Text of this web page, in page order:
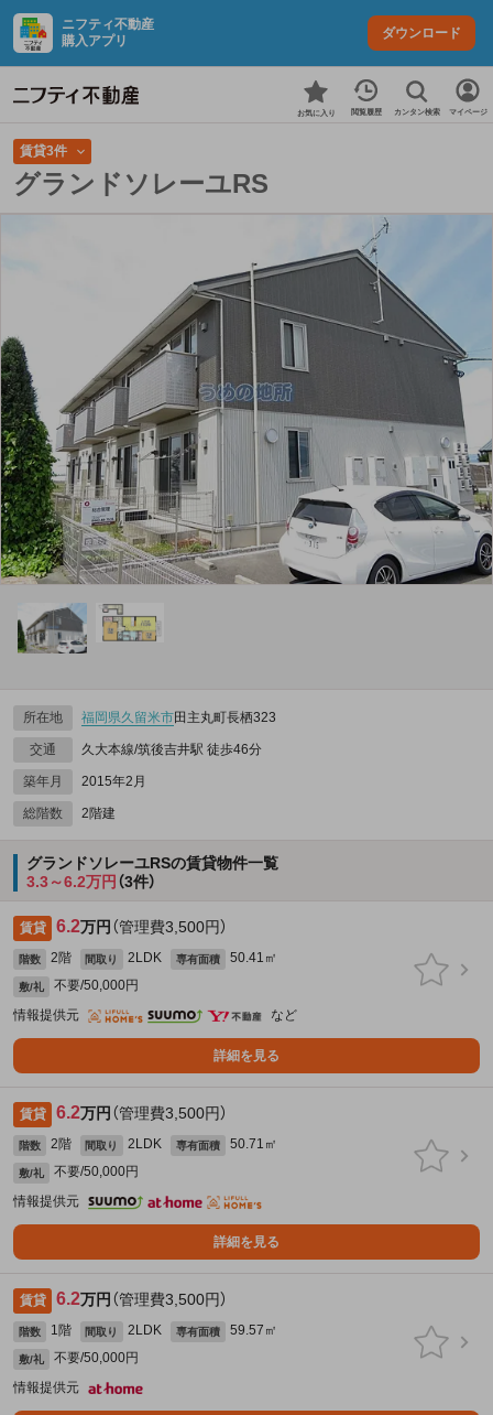
ニフティ不動産
購入アプリ
ダウンロード
お気に入り 閲覧履歴 カンタン検索 マイページ
賃貸3件
グランドソレーユRS
所在地 福岡県久留米市田主丸町長栖323
交通 久大本線/筑後吉井駅 徒歩46分
築年月 2015年2月
総階数 2階建
グランドソレーユRSの賃貸物件一覧
3.3～6.2万円 （3件）
賃貸 6.2万円 （管理費3,500円）
階数 2階 間取り 2LDK 専有面積 50.41㎡
敷/礼
不要/50,000円
情報提供元
など
詳細を見る
賃貸 6.2万円 （管理費3,500円）
階数 2階 間取り 2LDK 専有面積 50.71㎡
敷/礼
不要/50,000円
情報提供元
詳細を見る
賃貸 6.2万円 （管理費3,500円）
階数 1階 間取り 2LDK 専有面積 59.57㎡
敷/礼
不要/50,000円
情報提供元